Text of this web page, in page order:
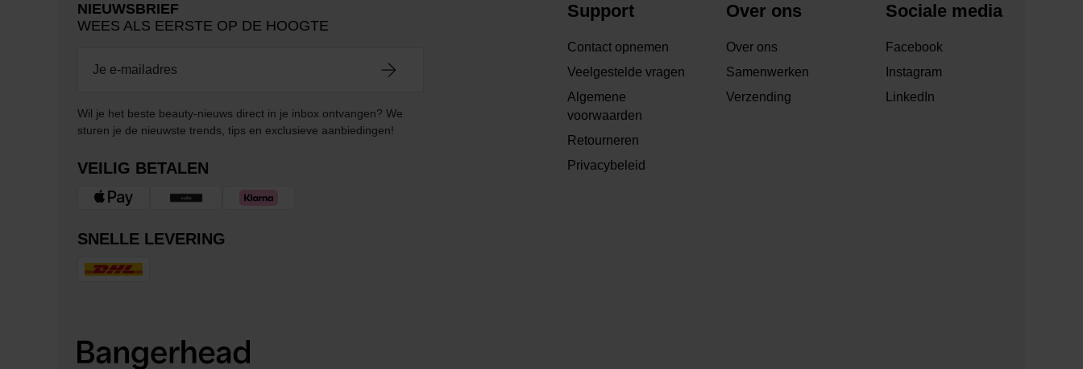
NIEUWSBRIEF
WEES ALS EERSTE OP DE HOOGTE
Wil je het beste beauty-nieuws direct in je inbox ontvangen? We
sturen je de nieuwste trends, tips en exclusieve aanbiedingen!
VEILIG BETALEN
SNELLE LEVERING
Support
Contact opnemen
Veelgestelde vragen
Algemene
voorwaarden
Retourneren
Privacybeleid
Over ons
Over ons
Samenwerken
Verzending
Sociale media
Facebook
Instagram
LinkedIn